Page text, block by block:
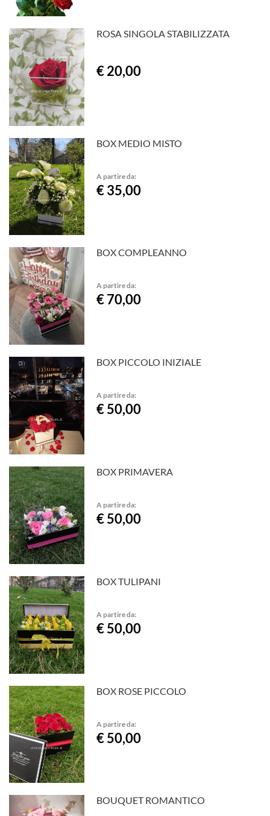
ROSA SINGOLA STABILIZZATA
€ 20,00
BOX MEDIO MISTO
A partire da:
€ 35,00
BOX COMPLEANNO
A partire da:
€ 70,00
BOX PICCOLO INIZIALE
A partire da:
€ 50,00
BOX PRIMAVERA
A partire da:
€ 50,00
BOX TULIPANI
A partire da:
€ 50,00
BOX ROSE PICCOLO
A partire da:
€ 50,00
BOUQUET ROMANTICO